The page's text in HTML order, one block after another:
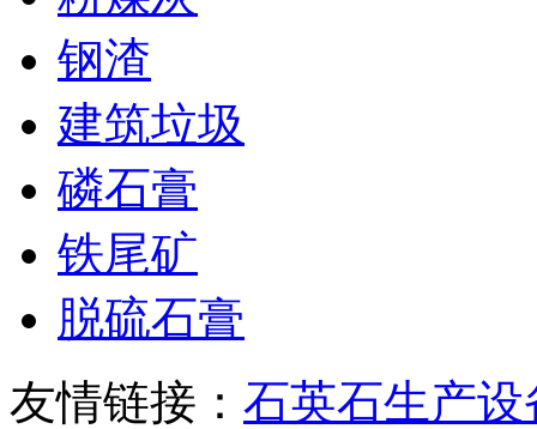
钢渣
建筑垃圾
磷石膏
铁尾矿
脱硫石膏
友情链接： 石英石生产设